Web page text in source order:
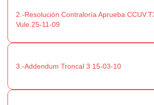
2.-Resolución Contraloría Aprueba
Vule.25-11-09
3.-Addendum Troncal 3 15-03-10